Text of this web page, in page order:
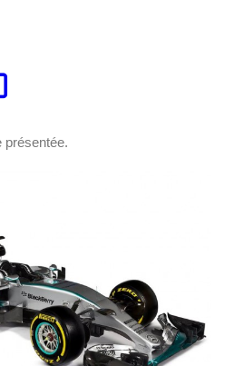
la concurrence en 2014,
présentée.